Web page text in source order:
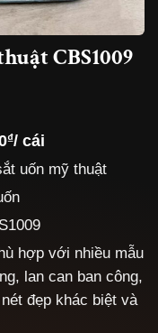
CBS1009
₫/ cái
uốn mỹ thuật
hợp với nhiều mẫu
lan can ban công,
đẹp khác biệt và